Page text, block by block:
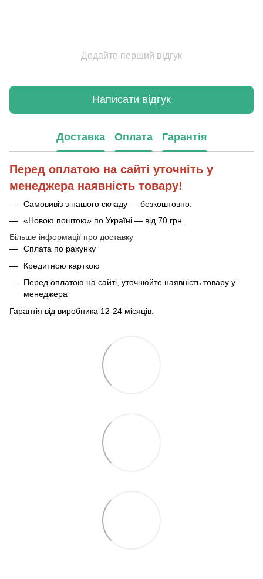
Додайте перший відгук
Написати відгук
Доставка Оплата Гарантія
Перед оплатою на сайті уточніть у
менеджера наявність товару!
Самовивіз з нашого складу — безкоштовно.
«Новою поштою» по Україні — від 70 грн.
Більше інформації про доставку
Сплата по рахунку
Кредитною карткою
Перед оплатою на сайті, уточнюйте наявність товару у
менеджера
Гарантія від виробника 12-24 місяців.